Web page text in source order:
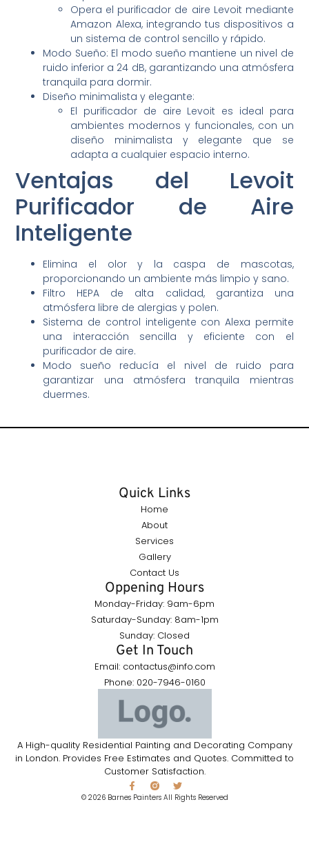
Opera el purificador de aire Levoit mediante
Amazon Alexa, integrando tus dispositivos a
un sistema de control sencillo y rápido.
Modo Sueño: El modo sueño mantiene un nivel de
ruido inferior a 24 dB, garantizando una atmósfera
tranquila para dormir.
Diseño minimalista y elegante:
El purificador de aire Levoit es ideal para
ambientes modernos y funcionales, con un
diseño minimalista y elegante que se
adapta a cualquier espacio interno.
Ventajas del Levoit
Purificador de Aire
Inteligente
Elimina el olor y la caspa de mascotas,
proporcionando un ambiente más limpio y sano.
Filtro HEPA de alta calidad, garantiza una
atmósfera libre de alergias y polen.
Sistema de control inteligente con Alexa permite
una interacción sencilla y eficiente con el
purificador de aire.
Modo sueño reducía el nivel de ruido para
garantizar una atmósfera tranquila mientras
duermes.
A High-quality Residential Painting and Decorating Company
in London. Provides Free Estimates and Quotes. Committed to
Customer Satisfaction.
© 2026 Barnes Painters All Rights Reserved
Quick Links
Home
About
Services
Gallery
Contact Us
Oppening Hours
Monday-Friday: 9am-6pm
Saturday-Sunday: 8am-1pm
Sunday: Closed
Get In Touch
Email: contactus@info.com
Phone: 020-7946-0160